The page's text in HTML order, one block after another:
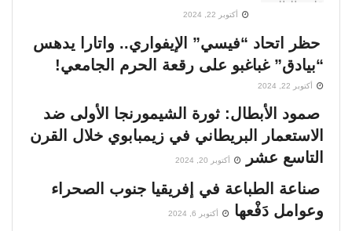
أكتوبر 22, 2024
حظر اتحاد “فيسي” الإيفواري.. واتارا يدهس
“بيادق” غباغبو على رقعة الحرم الجامعي!
أكتوبر 22, 2024
صمود الأبطال: ثورة الشيمورنجا الأولى ضد
الاستعمار البريطاني في زيمبابوي خلال القرن
التاسع عشر
أكتوبر 20, 2024
صناعة الطباعة في إفريقيا جنوب الصحراء
وعوامل دَفْعها
أكتوبر 6, 2024